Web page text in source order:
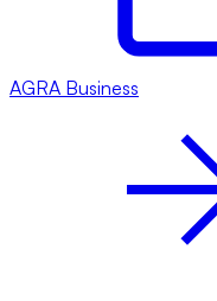
AGRA Business